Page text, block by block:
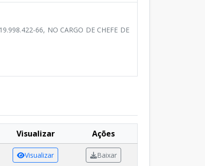
66, NO CARGO DE CHEFE DE
Visualizar
Ações
Visualizar Baixar